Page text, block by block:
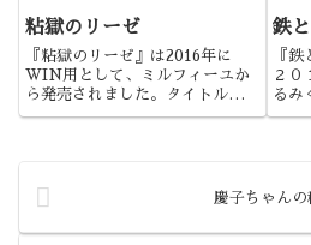
粘獄のリーゼ
『粘獄のリーゼ』は2016年に
WIN用として、ミルフィーユか
ら発売されました。タイトルから
も何となく想像できるかもしれな
鉄
『
２０
るみ
ーズ
慶子ちゃんの